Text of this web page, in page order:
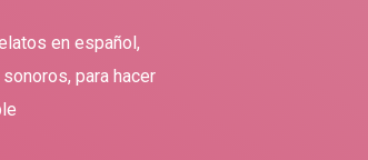
en español,
para hacer